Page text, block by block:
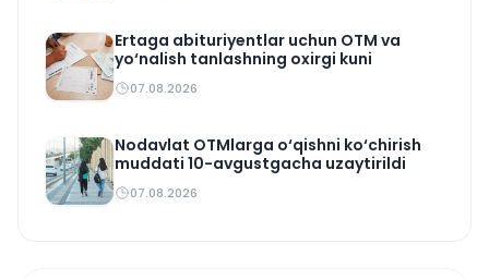
Ertaga abituriyentlar uchun OTM va
yo‘nalish tanlashning oxirgi kuni
07.08.2026
Nodavlat OTMlarga o‘qishni ko‘chirish
muddati 10-avgustgacha uzaytirildi
07.08.2026